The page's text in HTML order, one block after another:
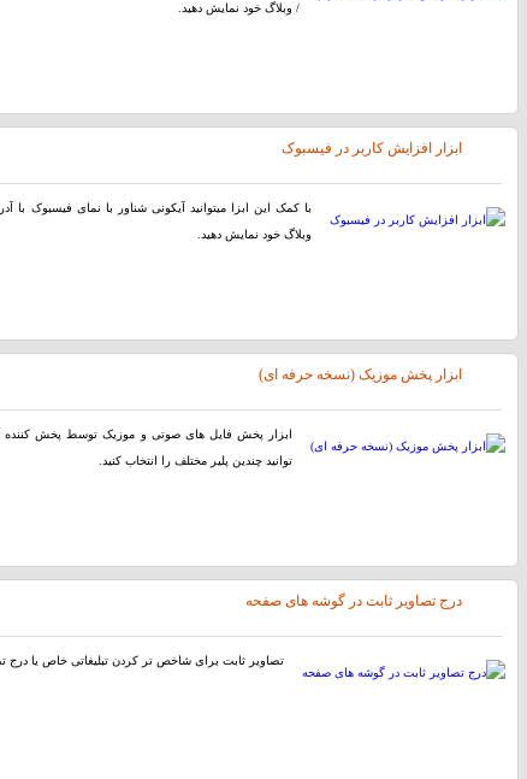
/ وبلاگ خود نمایش دهید.
ابزار افزایش کاربر در فیسبوک
با کمک این ابزا میتوانید آیکونی شناور با نمای فیسبوک
وبلاگ خود نمایش دهید.
ابزار پخش موزیک (نسخه حرفه ای)
توانید چندین پلیر مختلف را انتخاب کنید.
درج تصاویر ثابت در گوشه های صفحه
تصاویر ثابت برای شاخص تر کردن تبلیغاتی خاص یا درج